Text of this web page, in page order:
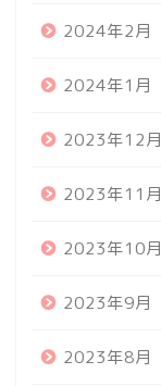
2024年2月
2024年1月
2023年12月
2023年11月
2023年10月
2023年9月
2023年8月